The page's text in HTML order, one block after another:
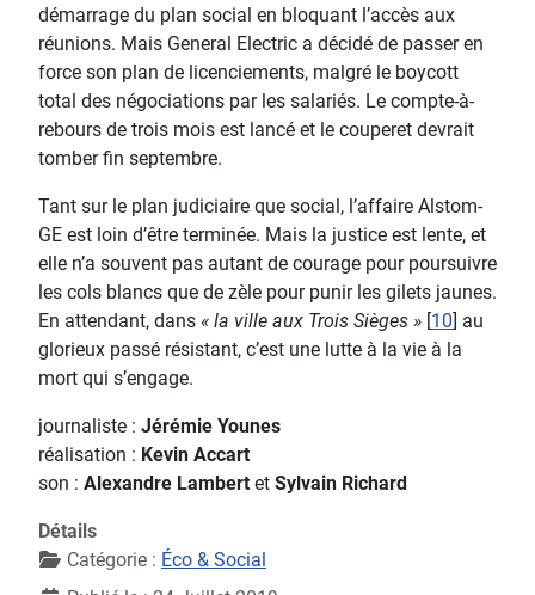
démarrage du plan social en bloquant l’accès aux
réunions. Mais General Electric a décidé de passer en
force son plan de licenciements, malgré le boycott
total des négociations par les salariés. Le compte-à-
rebours de trois mois est lancé et le couperet devrait
tomber fin septembre.
Tant sur le plan judiciaire que social, l’affaire Alstom-
GE est loin d’être terminée. Mais la justice est lente, et
elle n’a souvent pas autant de courage pour poursuivre
les cols blancs que de zèle pour punir les gilets jaunes.
En attendant, dans « la ville aux Trois Sièges » [10] au
glorieux passé résistant, c’est une lutte à la vie à la
mort qui s’engage.
journaliste : Jérémie Younes
réalisation : Kevin Accart
son : Alexandre Lambert et Sylvain Richard
Détails
Catégorie : Éco & Social